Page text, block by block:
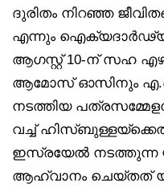
ദുരിതം നിറഞ്ഞ
എന്നും ഐക്യദാർഢ്യം
ആഗസ്റ്റ് 10-ന് സഹ
ആമോസ് ഓസിനും
നടത്തിയ
വച്ച്
ഇസ്രയേൽ നടത്തുന്ന
ആഹ്വാനം ചെയ്തത്